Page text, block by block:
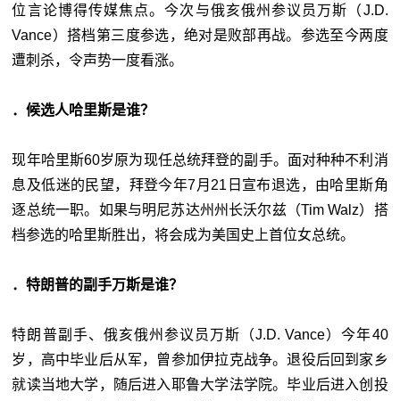
位言论博得传媒焦点。今次与俄亥俄州参议员万斯（J.D.
Vance）搭档第三度参选，绝对是败部再战。参选至今两度
遭刺杀，令声势一度看涨。
．候选人哈里斯是谁？
现年哈里斯60岁原为现任总统拜登的副手。面对种种不利消
息及低迷的民望，拜登今年7月21日宣布退选，由哈里斯角
逐总统一职。如果与明尼苏达州州长沃尔兹（Tim Walz）搭
档参选的哈里斯胜出，将会成为美国史上首位女总统。
．特朗普的副手万斯是谁？
特朗普副手、俄亥俄州参议员万斯（J.D. Vance）今年40
岁，高中毕业后从军，曾参加伊拉克战争。退役后回到家乡
就读当地大学，随后进入耶鲁大学法学院。毕业后进入创投